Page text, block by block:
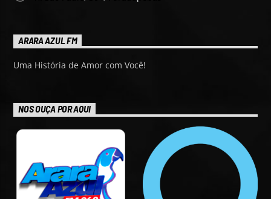
ARARA AZUL FM
Uma História de Amor com Você!
NOS OUÇA POR AQUI